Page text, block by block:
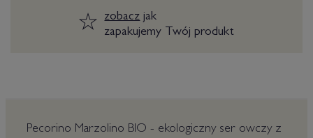
zobaczjak
zapakujemy Twój produkt
Pecorino Marzolino BIO - ekologiczny ser owczy z